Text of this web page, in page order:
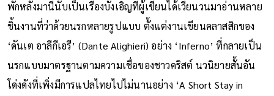
พักหลังมานี้นับเป็นเรื่องบังเอิญที่ผู้เขียนได้เวียนวนมาอ่านหลาย
ชิ้นงานที่ว่าด้วยนรกหลายรูปแบบ ตั้งแต่งานเขียนคลาสสิกของ
‘ดันเต อาลีกีเอรี’ (Dante Alighieri) อย่าง ‘Inferno’ ที่กลายเป็น
นรกแบบมาตรฐานตามความเชื่อของชาวคริสต์ นวนิยายสั้นอัน